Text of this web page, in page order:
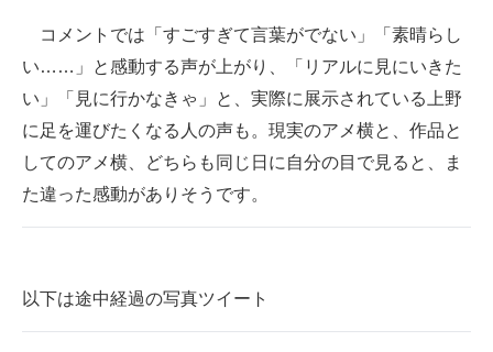
コメントでは「すごすぎて言葉がでない」「素晴らし
い……」と感動する声が上がり、「リアルに見にいきた
い」「見に行かなきゃ」と、実際に展示されている上野
に足を運びたくなる人の声も。現実のアメ横と、作品と
してのアメ横、どちらも同じ日に自分の目で見ると、ま
た違った感動がありそうです。
以下は途中経過の写真ツイート